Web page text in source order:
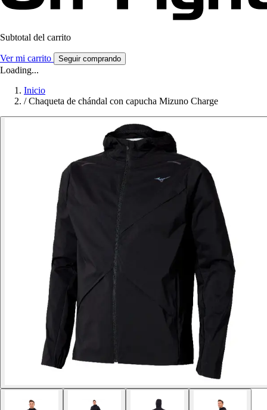
Subtotal del carrito
Ver mi carrito Seguir comprando
Loading...
Inicio
/ Chaqueta de chándal con capucha Mizuno Charge